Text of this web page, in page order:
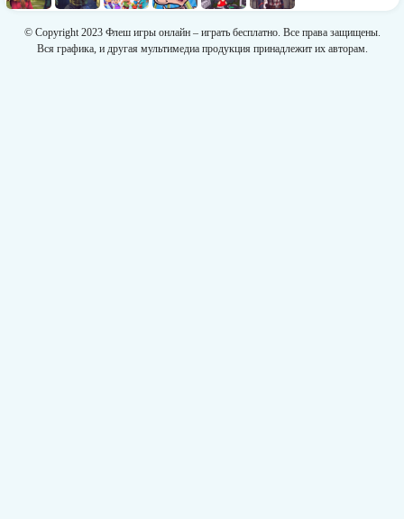
© Copyright 2023 Флеш игры онлайн – играть бесплатно. Все права защищены.
Вся графика, и другая мультимедиа продукция принадлежит их авторам.